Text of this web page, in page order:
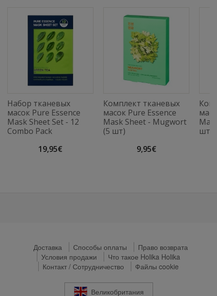
Набор тканевых
масок Pure Essence
Mask Sheet Set - 12
Combo Pack
19,95€
Комплект тканевых
масок Pure Essence
Mask Sheet - Mugwort
(5 шт)
9,95€
шт)
Доставка Способы оплаты
Право возврата
Условия продажи
Что такое Holika Holika
Контакт / Сотрудничество
Файлы cookie
Великобритания